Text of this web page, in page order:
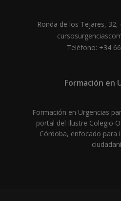
Ronda de los Tejares, 32,
Teléfono: +34
Formación en
Formación en Urgencias
portal del Ilustre Colegio
Córdoba, enfocado para